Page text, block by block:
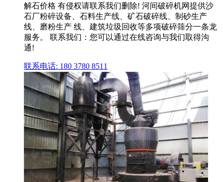
解石价格 有侵权请联系我们删除! 河间破碎机网提供沙
石厂粉碎设备、石料生产线、矿石破碎线、制砂生产
线、磨粉生产 线、建筑垃圾回收等多项破碎筛分一条龙
服务。 联系我们：您可以通过在线咨询与我们取得沟
通!
联系电话: 180 3780 8511